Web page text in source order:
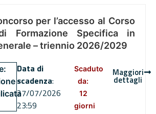
per l’accesso al Corso
Formazione Specifica in
– triennio 2026/2029
Data di
scadenza:
27/07/2026
23:59
Scaduto
da:
12
giorni
Maggiori
dettagli